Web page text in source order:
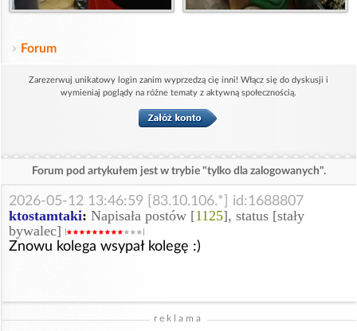
Forum
Zarezerwuj unikatowy login zanim wyprzedzą cię inni! Włącz się do dyskusji i
wymieniaj poglądy na różne tematy z aktywną społecznością.
Forum pod artykułem jest w trybie "tylko dla zalogowanych".
2026-05-12 13:46:59 [83.10.106.*] id:1688807
ktostamtaki: Napisała postów [1125], status [stały
bywalec]
Znowu kolega wsypał kolegę :)
reklama